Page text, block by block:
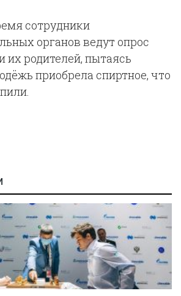
сотрудники
органов ведут опрос
их родителей, пытаясь
приобрела спиртное, что